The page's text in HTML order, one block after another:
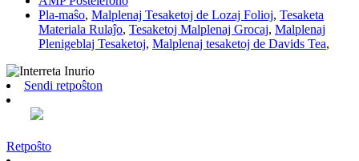
Pla-maŝo, Malplenaj Tesaketoj de Lozaj Folioj, Tesaketa
Materiala Rulaĵo, Tesaketoj Malplenaj Grocaj, Malplenaj
Plenigeblaj Tesaketoj, Malplenaj tesaketoj de Davids Tea,
Sendi retpoŝton
Retpoŝto